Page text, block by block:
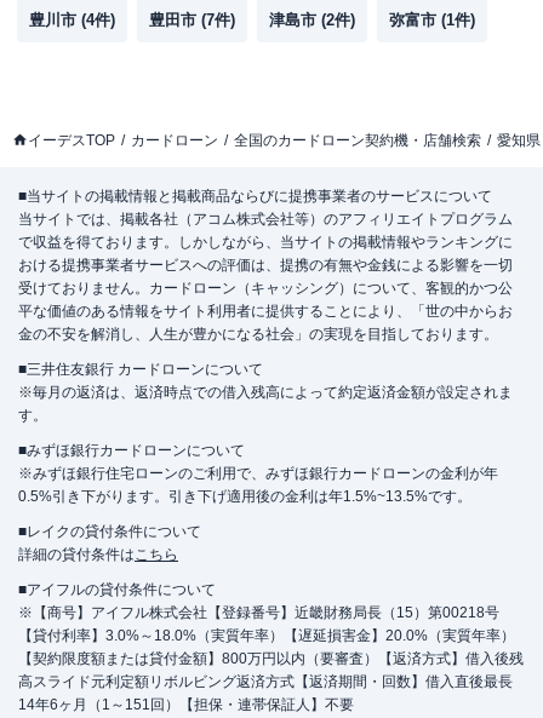
豊川市 (4件) 豊田市 (7件) 津島市 (2件) 弥富市 (1件)
イーデスTOP カードローン 全国のカードローン契約機・店舗検索 愛知県
■当サイトの掲載情報と掲載商品ならびに提携事業者のサービスについて
当サイトでは、掲載各社（アコム株式会社等）のアフィリエイトプログラム
で収益を得ております。しかしながら、当サイトの掲載情報やランキングに
おける提携事業者サービスへの評価は、提携の有無や金銭による影響を一切
受けておりません。カードローン（キャッシング）について、客観的かつ公
平な価値のある情報をサイト利用者に提供することにより、「世の中からお
金の不安を解消し、人生が豊かになる社会」の実現を目指しております。
■三井住友銀行 カードローンについて
※毎月の返済は、返済時点での借入残高によって約定返済金額が設定されま
す。
■みずほ銀行カードローンについて
※みずほ銀行住宅ローンのご利用で、みずほ銀行カードローンの金利が年
0.5%引き下がります。引き下げ適用後の金利は年1.5%~13.5%です。
■レイクの貸付条件について
詳細の貸付条件はこちら
■アイフルの貸付条件について
※【商号】アイフル株式会社【登録番号】近畿財務局長（15）第00218号
【貸付利率】3.0%～18.0%（実質年率）【遅延損害金】20.0%（実質年率）
【契約限度額または貸付金額】800万円以内（要審査）【返済方式】借入後残
高スライド元利定額リボルビング返済方式【返済期間・回数】借入直後最長
14年6ヶ月（1～151回）【担保・連帯保証人】不要